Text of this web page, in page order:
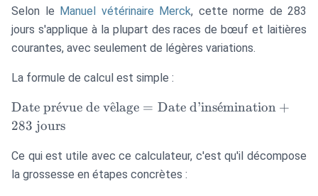
Selon le Manuel vétérinaire Merck, cette norme de 283
jours s'applique à la plupart des races de bœuf et laitières
courantes, avec seulement de légères variations.
La formule de calcul est simple :
\text{Date
prévue de
\text{Date
d'insémination}
Date pre
ˊvue de ve
ˆlage = Date d’inse
ˊmination +
283 jours
Ce qui est utile avec ce calculateur, c'est qu'il décompose
la grossesse en étapes concrètes :